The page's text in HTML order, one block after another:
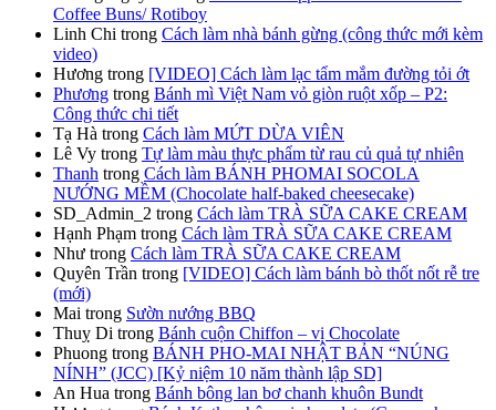
Coffee Buns/ Rotiboy
Linh Chi trong Cách làm nhà bánh gừng (công thức mới kèm
video)
Hương trong [VIDEO] Cách làm lạc tẩm mắm đường tỏi ớt
Phương trong Bánh mì Việt Nam vỏ giòn ruột xốp – P2:
Công thức chi tiết
Tạ Hà trong Cách làm MỨT DỪA VIÊN
Lê Vy trong Tự làm màu thực phẩm từ rau củ quả tự nhiên
Thanh trong Cách làm BÁNH PHOMAI SOCOLA
NƯỚNG MỀM (Chocolate half-baked cheesecake)
SD_Admin_2 trong Cách làm TRÀ SỮA CAKE CREAM
Hạnh Phạm trong Cách làm TRÀ SỮA CAKE CREAM
Như trong Cách làm TRÀ SỮA CAKE CREAM
Quyên Trần trong [VIDEO] Cách làm bánh bò thốt nốt rễ tre
(mới)
Mai trong Sườn nướng BBQ
Thuỵ Di trong Bánh cuộn Chiffon – vị Chocolate
Phuong trong BÁNH PHO-MAI NHẬT BẢN “NÚNG
NÍNH” (JCC) [Kỷ niệm 10 năm thành lập SD]
An Hua trong Bánh bông lan bơ chanh khuôn Bundt